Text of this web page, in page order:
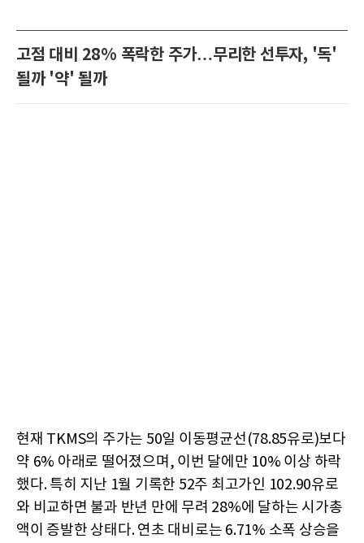
고점 대비 28% 폭락한 주가…무리한 선투자, '독'
될까 '약' 될까
현재 TKMS의 주가는 50일 이동평균선(78.85유로)보다
약 6% 아래로 떨어졌으며, 이번 달에만 10% 이상 하락
했다. 특히 지난 1월 기록한 52주 최고가인 102.90유로
와 비교하면 불과 반년 만에 무려 28%에 달하는 시가총
액이 증발한 상태다. 연초 대비로는 6.71% 소폭 상승을